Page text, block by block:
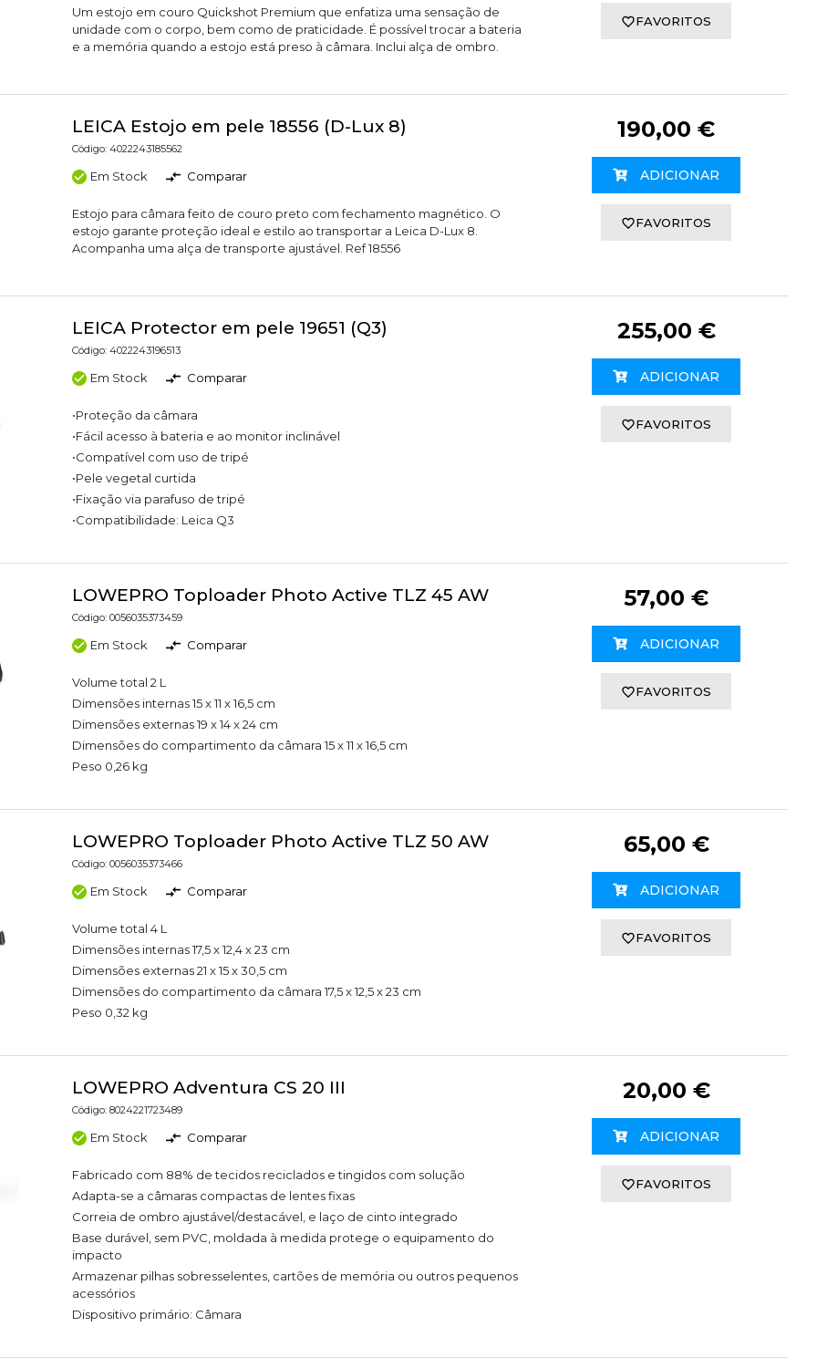
Um estojo em couro Quickshot Premium que enfatiza uma sensação de
unidade com o corpo, bem como de praticidade. É possível trocar a bateria
e a memória quando a estojo está preso à câmara. Inclui alça de ombro.
FAVORITOS
LEICA Estojo em pele 18556 (D-Lux 8)
Código: 4022243185562
Em Stock Comparar
Estojo para câmara feito de couro preto com fechamento magnético. O
estojo garante proteção ideal e estilo ao transportar a Leica D-Lux 8.
Acompanha uma alça de transporte ajustável. Ref 18556
190,00 €
ADICIONAR
FAVORITOS
LEICA Protector em pele 19651 (Q3)
Código: 4022243196513
Em Stock Comparar
•Proteção da câmara
•Fácil acesso à bateria e ao monitor inclinável
•Compatível com uso de tripé
•Pele vegetal curtida
•Fixação via parafuso de tripé
•Compatibilidade: Leica Q3
255,00 €
ADICIONAR
FAVORITOS
LOWEPRO Toploader Photo Active TLZ 45 AW
Código: 0056035373459
Em Stock Comparar
Volume total 2 L
Dimensões internas 15 x 11 x 16,5 cm
Dimensões externas 19 x 14 x 24 cm
Dimensões do compartimento da câmara 15 x 11 x 16,5 cm
Peso 0,26 kg
57,00 €
ADICIONAR
FAVORITOS
LOWEPRO Toploader Photo Active TLZ 50 AW
Código: 0056035373466
Em Stock Comparar
Volume total 4 L
Dimensões internas 17,5 x 12,4 x 23 cm
Dimensões externas 21 x 15 x 30,5 cm
Dimensões do compartimento da câmara 17,5 x 12,5 x 23 cm
Peso 0,32 kg
65,00 €
ADICIONAR
FAVORITOS
LOWEPRO Adventura CS 20 III
Código: 8024221723489
Em Stock Comparar
Fabricado com 88% de tecidos reciclados e tingidos com solução
Adapta-se a câmaras compactas de lentes fixas
Correia de ombro ajustável/destacável, e laço de cinto integrado
Base durável, sem PVC, moldada à medida protege o equipamento do
impacto
Armazenar pilhas sobresselentes, cartões de memória ou outros pequenos
acessórios
Dispositivo primário: Câmara
20,00 €
ADICIONAR
FAVORITOS